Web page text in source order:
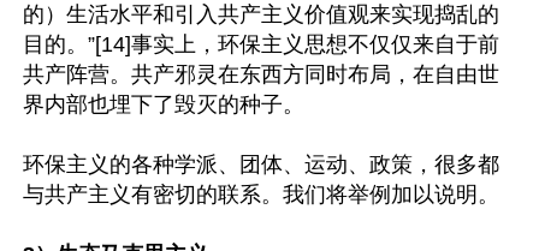
的）生活水平和引入共产主义价值观来实现捣乱的
目的。”[14]事实上，环保主义思想不仅仅来自于前
共产阵营。共产邪灵在东西方同时布局，在自由世
界内部也埋下了毁灭的种子。
环保主义的各种学派、团体、运动、政策，很多都
与共产主义有密切的联系。我们将举例加以说明。